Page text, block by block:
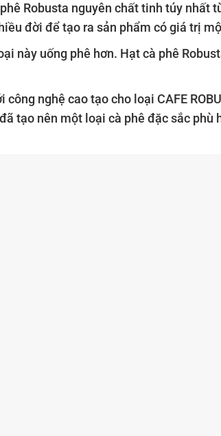
Robusta nguyên chất tinh túy nhất
đời để tạo ra sản phẩm có giá trị
này uống phê hơn. Hạt cà phê
nghệ cao tạo cho loại CAFE
tạo nên một loại cà phê đặc sắc phù